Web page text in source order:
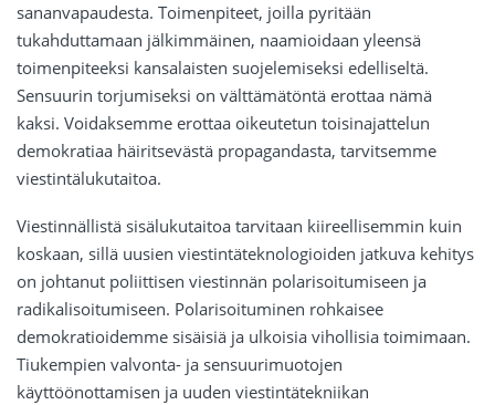
sananvapaudesta. Toimenpiteet, joilla pyritään
tukahduttamaan jälkimmäinen, naamioidaan yleensä
toimenpiteeksi kansalaisten suojelemiseksi edelliseltä.
Sensuurin torjumiseksi on välttämätöntä erottaa nämä
kaksi. Voidaksemme erottaa oikeutetun toisinajattelun
demokratiaa häiritsevästä propagandasta, tarvitsemme
viestintälukutaitoa.
Viestinnällistä sisälukutaitoa tarvitaan kiireellisemmin kuin
koskaan, sillä uusien viestintäteknologioiden jatkuva kehitys
on johtanut poliittisen viestinnän polarisoitumiseen ja
radikalisoitumiseen. Polarisoituminen rohkaisee
demokratioidemme sisäisiä ja ulkoisia vihollisia toimimaan.
Tiukempien valvonta- ja sensuurimuotojen
käyttöönottamisen ja uuden viestintätekniikan